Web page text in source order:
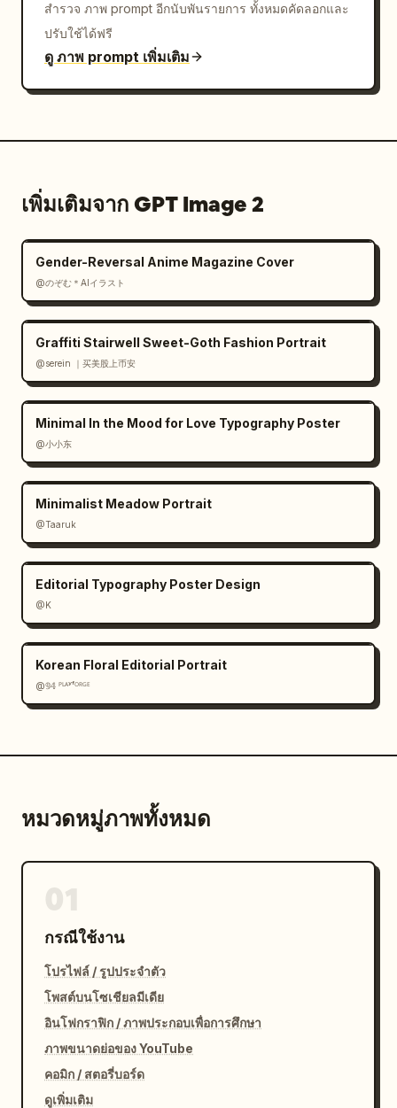
สำรวจ ภาพ prompt อีกนับพันรายการ ทั้งหมดคัดลอกและ
ปรับใช้ได้ฟรี
ดู ภาพ prompt เพิ่มเติม
เพิ่มเติมจาก GPT Image 2
Gender-Reversal Anime Magazine Cover
@のぞむ＊AIイラスト
Graffiti Stairwell Sweet-Goth Fashion Portrait
@serein ｜买美股上币安
Minimal In the Mood for Love Typography Poster
@小小东
Minimalist Meadow Portrait
@Taaruk
Editorial Typography Poster Design
@K
Korean Floral Editorial Portrait
@𝟡𝟜 ᴾᴸᴬʸᶠᴼᴿᴳᴱ
หมวดหมู่ภาพทั้งหมด
กรณีใช้งาน
โปรไฟล์ / รูปประจำตัว
โพสต์บนโซเชียลมีเดีย
อินโฟกราฟิก / ภาพประกอบเพื่อการศึกษา
ภาพขนาดย่อของ YouTube
คอมิก / สตอรี่บอร์ด
ดูเพิ่มเติม